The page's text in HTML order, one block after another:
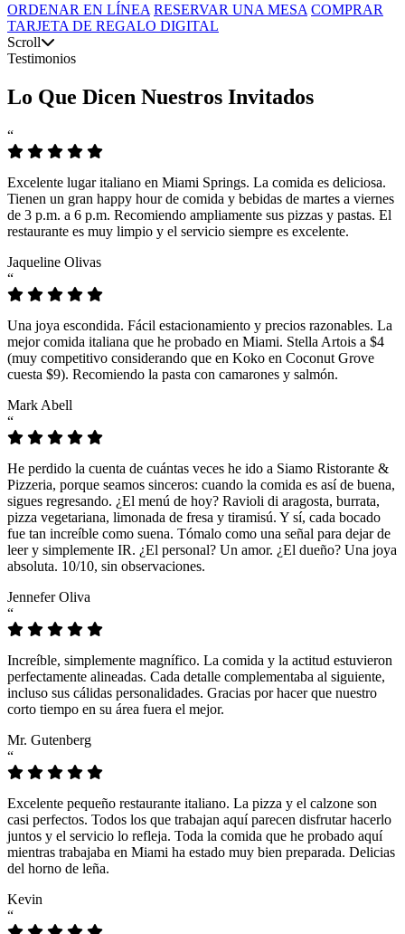
ORDENAR EN LÍNEA RESERVAR UNA MESA COMPRAR
TARJETA DE REGALO DIGITAL
Scroll
Testimonios
Lo Que Dicen Nuestros Invitados
“
Excelente lugar italiano en Miami Springs. La comida es deliciosa.
Tienen un gran happy hour de comida y bebidas de martes a viernes
de 3 p.m. a 6 p.m. Recomiendo ampliamente sus pizzas y pastas. El
restaurante es muy limpio y el servicio siempre es excelente.
Jaqueline Olivas
“
Una joya escondida. Fácil estacionamiento y precios razonables. La
mejor comida italiana que he probado en Miami. Stella Artois a $4
(muy competitivo considerando que en Koko en Coconut Grove
cuesta $9). Recomiendo la pasta con camarones y salmón.
Mark Abell
“
He perdido la cuenta de cuántas veces he ido a Siamo Ristorante &
Pizzeria, porque seamos sinceros: cuando la comida es así de buena,
sigues regresando. ¿El menú de hoy? Ravioli di aragosta, burrata,
pizza vegetariana, limonada de fresa y tiramisú. Y sí, cada bocado
fue tan increíble como suena. Tómalo como una señal para dejar de
leer y simplemente IR. ¿El personal? Un amor. ¿El dueño? Una joya
absoluta. 10/10, sin observaciones.
Jennefer Oliva
“
Increíble, simplemente magnífico. La comida y la actitud estuvieron
perfectamente alineadas. Cada detalle complementaba al siguiente,
incluso sus cálidas personalidades. Gracias por hacer que nuestro
corto tiempo en su área fuera el mejor.
Mr. Gutenberg
“
Excelente pequeño restaurante italiano. La pizza y el calzone son
casi perfectos. Todos los que trabajan aquí parecen disfrutar hacerlo
juntos y el servicio lo refleja. Toda la comida que he probado aquí
mientras trabajaba en Miami ha estado muy bien preparada. Delicias
del horno de leña.
Kevin
“